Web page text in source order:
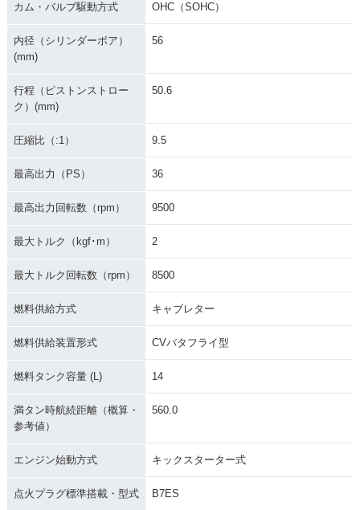
カム・バルブ駆動方式 OHC（SOHC）
内径（シリンダーボア）
(mm)
56
行程（ピストンストロー
ク）(mm)
50.6
圧縮比（:1） 9.5
最高出力（PS） 36
最高出力回転数（rpm） 9500
最大トルク（kgf･m） 2
最大トルク回転数（rpm） 8500
燃料供給方式 キャブレター
燃料供給装置形式 CVバタフライ型
燃料タンク容量 (L) 14
満タン時航続距離（概算・
参考値）
560.0
エンジン始動方式 キックスターター式
点火プラグ標準搭載・型式 B7ES